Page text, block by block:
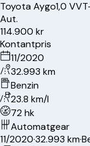
ToyotaAygo1,0
Aut.
114.900 kr
Kontantpris
11/2020
32.993 km
Benzin
23.8 km/l
72 hk
Automatgear
11/2020·32.993 km·